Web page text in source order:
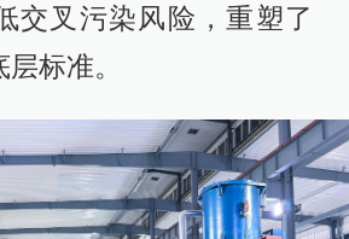
交叉污染风险，重塑了
标准。